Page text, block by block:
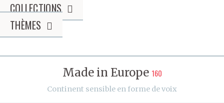
COLLECTIONS
THÈMES
Made in Europe 160
Continent sensible en forme de voix